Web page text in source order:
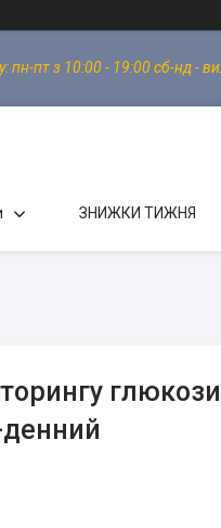
пт з 10:00 - 19:00 сб-нд -
ЗНИЖКИ ТИЖНЯ
глюкози
денний